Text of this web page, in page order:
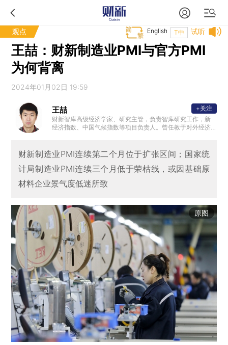
观点 试听
T中
English
王喆：财新制造业PMI与官方PMI
为何背离
2024年01月02日 19:59
王喆
财新智库高级经济学家、研究主管，负责智库研究工作，新
经济指数、中国气候指数等项目负责人。曾任教于对外经济
专家。清华大学经济学学士，美国亚利桑那州立大学经济学
博士。
+关注
财新制造业PMI连续第二个月位于扩张区间；国家统
计局制造业PMI连续三个月低于荣枯线，或因基础原
材料企业景气度低迷所致
原图